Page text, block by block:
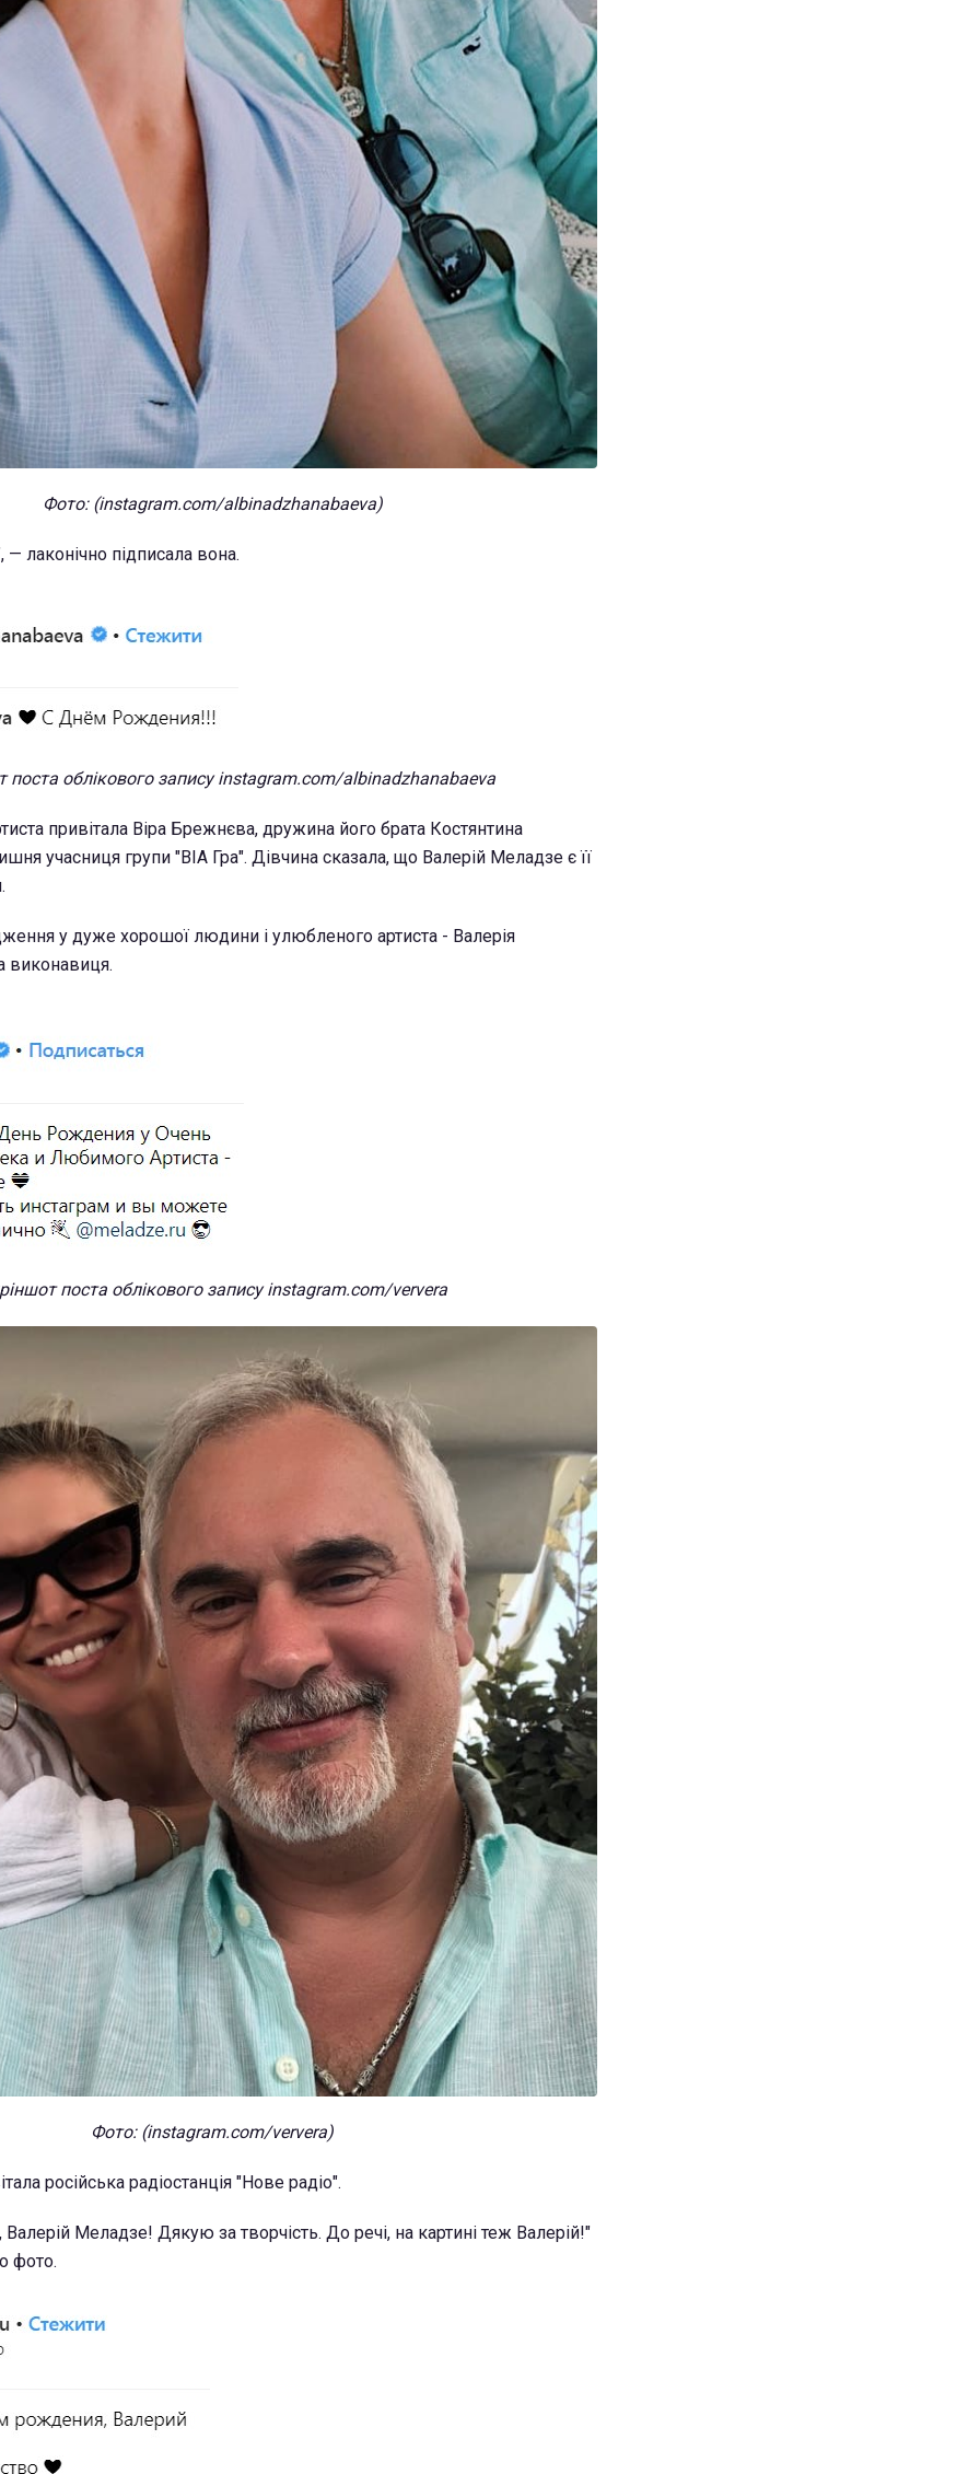
Фото: (instagram.com/albinadzhanabaeva)
лаконічно підписала вона.
поста облікового запису instagram.com/albinadzhanabaeva
привітала Віра Брежнєва, дружина його брата Костянтина
учасниця групи "ВІА Гра". Дівчина сказала, що Валерій Меладзе є її
у дуже хорошої людини і улюбленого артиста - Валерія
виконавиця.
поста облікового запису instagram.com/ververa
Фото: (instagram.com/ververa)
російська радіостанція "Нове радіо".
Меладзе! Дякую за творчість. До речі, на картині теж Валерій!"
фото.